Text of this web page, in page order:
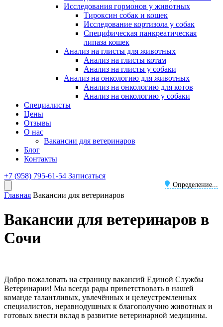
Исследования гормонов у животных
Тироксин собак и кошек
Исследование кортизола у собак
Специфическая панкреатическая
липаза кошек
Анализ на глисты для животных
Анализ на глисты котам
Анализ на глисты у собаки
Анализ на онкологию для животных
Анализ на онкологию для котов
Анализ на онкологию у собаки
Специалисты
Цены
Отзывы
О нас
Вакансии для ветеринаров
Блог
Контакты
+7 (958) 795-61-54
Определение...
Записаться
Главная Вакансии для ветеринаров
Вакансии для ветеринаров в
Сочи
Добро пожаловать на страницу вакансий Единой Службы
Ветеринарии! Мы всегда рады приветствовать в нашей
команде талантливых, увлечённых и целеустремленных
специалистов, неравнодушных к благополучию животных и
готовых внести вклад в развитие ветеринарной медицины.